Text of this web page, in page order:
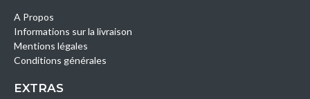
A Propos
Informations sur la livraison
Mentions légales
Conditions générales
EXTRAS